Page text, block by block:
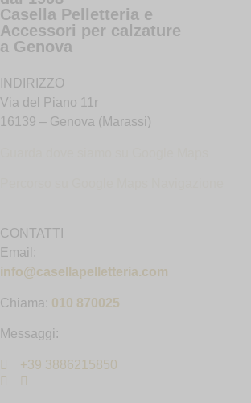
Casella Pelletteria e
Accessori per calzature
a Genova
INDIRIZZO
Via del Piano 11r
16139 – Genova (Marassi)
CONTATTI
Email:
info@casellapelletteria.com
Chiama: 010 870025
Messaggi:
+39 3886215850